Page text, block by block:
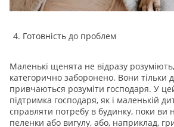
Готовність до проблем
Маленькі щенята не відразу
категорично заборонено. Вони тільки
привчаються розуміти господаря. У
підтримка господаря, як і маленькій
справляти потребу в будинку, поки ви
пеленки або вигулу, або, наприклад,